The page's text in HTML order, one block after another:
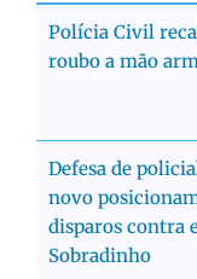
Polícia Civil
roubo a mão
Defesa de
novo
disparos contra
Sobradinho